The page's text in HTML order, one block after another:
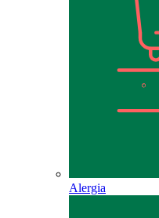
Alergia